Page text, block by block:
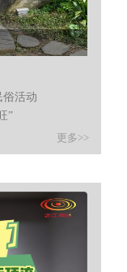
俗活动
”
更多>>